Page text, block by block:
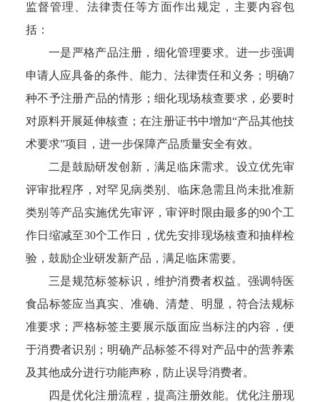
监督管理、法律责任等方面作出规定，主要内容包
括：
一是严格产品注册，细化管理要求。进一步强调
申请人应具备的条件、能力、法律责任和义务；明确7
种不予注册产品的情形；细化现场核查要求，必要时
对原料开展延伸核查；在注册证书中增加“产品其他技
术要求”项目，进一步保障产品质量安全有效。
二是鼓励研发创新，满足临床需求。设立优先审
评审批程序，对罕见病类别、临床急需且尚未批准新
类别等产品实施优先审评，审评时限由最多的90个工
作日缩减至30个工作日，优先安排现场核查和抽样检
验，鼓励企业研发新产品，满足临床需要。
三是规范标签标识，维护消费者权益。强调特医
食品标签应当真实、准确、清楚、明显，符合法规标
准要求；严格标签主要展示版面应当标注的内容，便
于消费者识别；明确产品标签不得对产品中的营养素
及其他成分进行功能声称，防止误导消费者。
四是优化注册流程，提高注册效能。优化注册现